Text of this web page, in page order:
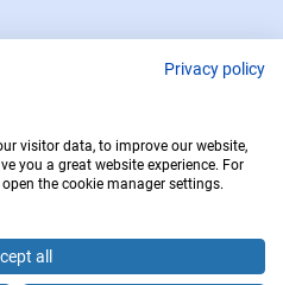
CONTACTE : 112
Privacy policy
visitor data, to improve our website,
you a great website experience. For
the cookie manager settings.
all